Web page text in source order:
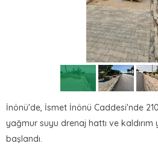
İnönü'de, İsmet İnönü Caddesi'nde
yağmur suyu drenaj hattı ve kaldırım
başlandı.